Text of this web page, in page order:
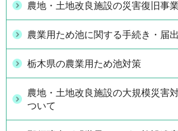
農地・土地改良施設の災害復旧事
農業用ため池に関する手続き・届出
栃木県の農業用ため池対策
農地・土地改良施設の大規模災害
ついて